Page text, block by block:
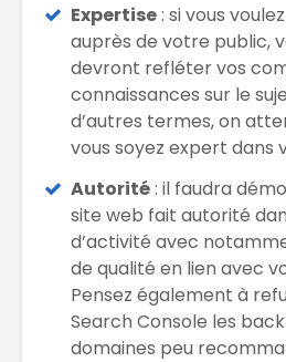
Expertise: si vous
auprès de votre public,
devront refléter vos
connaissances sur le
d’autres termes, on
vous soyez expert dans
Autorité: il faudra
site web fait autorité
d’activité avec
de qualité en lien avec
Pensez également à
Search Console les
domaines peu